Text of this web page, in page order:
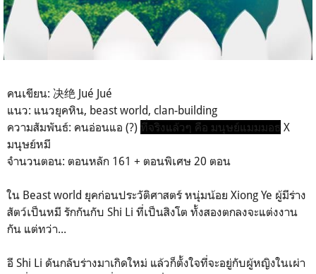
คนเขียน: 决绝 Jué Jué
แนว: แนวยุคหิน, beast world, clan-building
ความสัมพันธ์: คนอ่อนแอ (?) ที่จริงแล้วๆ คือ มนุษย์แมมมอธ X
มนุษย์หมี
จำนวนตอน: ตอนหลัก 161 + ตอนพิเศษ 20 ตอน
ใน Beast world ยุคก่อนประวัติศาสตร์ หนุ่มน้อย Xiong Ye ผู้มีร่าง
สัตว์เป็นหมี รักกันกับ Shi Li ที่เป็นสิงโต ทั้งสองตกลงจะแต่งงาน
กัน แต่ทว่า...
อี Shi Li ดันกลับร่างมาเกิดใหม่ แล้วก็ตั้งใจที่จะอยู่กับผู้หญิงในเผ่า